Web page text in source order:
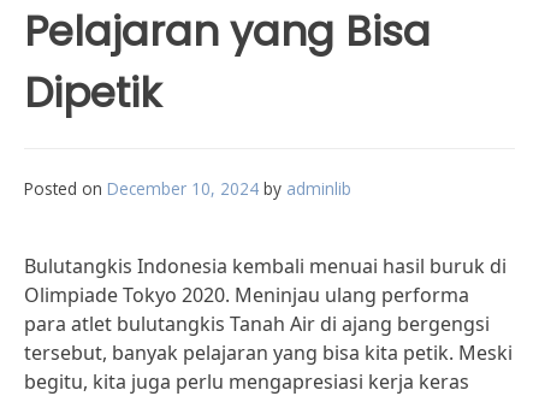
Pelajaran yang Bisa
Dipetik
Posted on December 10, 2024 by adminlib
Bulutangkis Indonesia kembali menuai hasil buruk di
Olimpiade Tokyo 2020. Meninjau ulang performa
para atlet bulutangkis Tanah Air di ajang bergengsi
tersebut, banyak pelajaran yang bisa kita petik. Meski
begitu, kita juga perlu mengapresiasi kerja keras